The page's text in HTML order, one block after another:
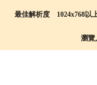
最佳解析度 1024x768以
瀏覽